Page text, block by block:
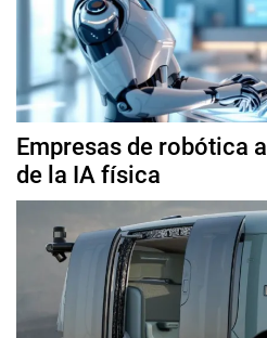
Empresas de robótica
de la IA física